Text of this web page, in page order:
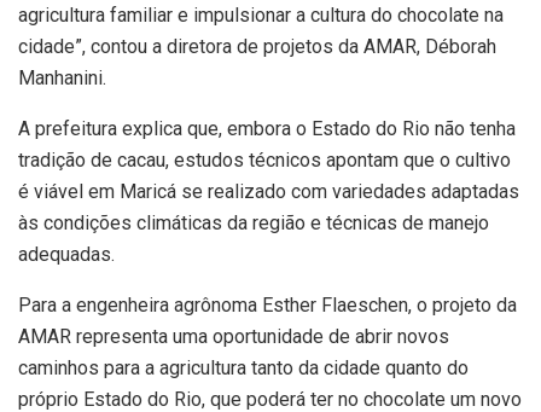
agricultura familiar e impulsionar a cultura do chocolate na
cidade”, contou a diretora de projetos da AMAR, Déborah
Manhanini.
A prefeitura explica que, embora o Estado do Rio não tenha
tradição de cacau, estudos técnicos apontam que o cultivo
é viável em Maricá se realizado com variedades adaptadas
às condições climáticas da região e técnicas de manejo
adequadas.
Para a engenheira agrônoma Esther Flaeschen, o projeto da
AMAR representa uma oportunidade de abrir novos
caminhos para a agricultura tanto da cidade quanto do
próprio Estado do Rio, que poderá ter no chocolate um novo